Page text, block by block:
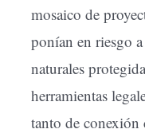
mosaico de
ponían en riesgo
naturales
herramientas
tanto de conexión